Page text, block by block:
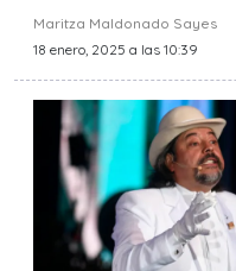
Maritza Maldonado Sayes
18 enero, 2025 a las 10:39